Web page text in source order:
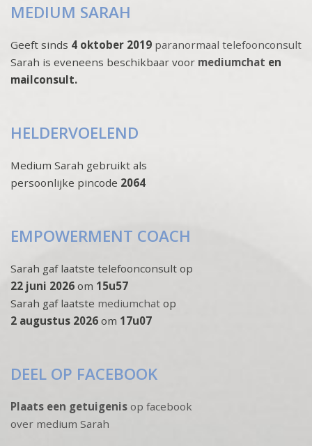
MEDIUM SARAH
Geeft sinds 4 oktober 2019 paranormaal telefoonconsult
Sarah is eveneens beschikbaar voor mediumchat en
mailconsult.
HELDERVOELEND
Medium Sarah gebruikt als
persoonlijke pincode 2064
EMPOWERMENT COACH
Sarah gaf laatste telefoonconsult op
22 juni 2026 om 15u57
Sarah gaf laatste mediumchat op
2 augustus 2026 om 17u07
DEEL OP FACEBOOK
Plaats een getuigenis op facebook
over medium Sarah